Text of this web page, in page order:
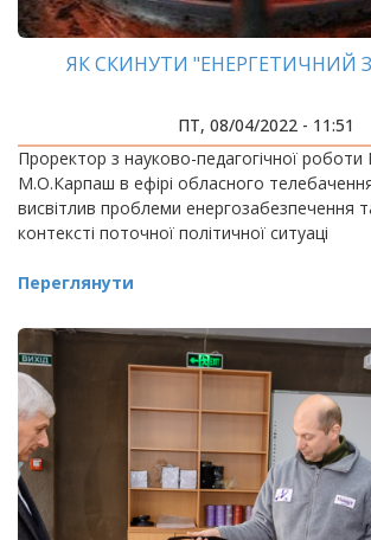
ЯК СКИНУТИ "ЕНЕРГЕТИЧНИЙ
ПТ, 08/04/2022 - 11:51
Проректор з науково-педагогічної
М.О.Карпаш в ефірі обласного
висвітлив проблеми енергозабезпечення
контексті поточної політичної ситуаці
Переглянути